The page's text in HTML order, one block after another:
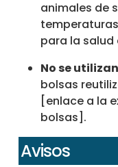
animales de
para la salud
No se
bolsas
[enlace a la
bolsas].
Avisos